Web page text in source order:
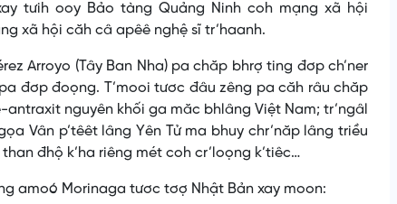
Time
tưih ooy Bảo tàng Quảng Ninh coh mạng xã hội
xã hội căh câ apêê nghệ sĩ tr’haanh.
Arroyo (Tây Ban Nha) pa chăp bhrợ ting đơp ch’ner
đơp đoọng. T’mooi tươc đâu zêng pa căh râu chăp
antraxit nguyên khối ga măc bhlâng Việt Nam; tr’ngâl
Vân p’têêt lâng Yên Tử ma bhuy chr’năp lâng triều
đhộ k’ha riêng mét coh cr’loọng k’tiêc…
amoó Morinaga tươc tơợ Nhật Bản xay moon: